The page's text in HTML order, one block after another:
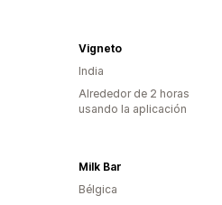
Vigneto
India
Alrededor de 2 horas
usando la aplicación
Milk Bar
Bélgica